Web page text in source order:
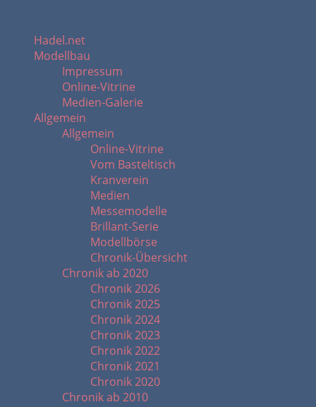
Hadel.net
Modellbau
Impressum
Online-Vitrine
Medien-Galerie
Allgemein
Allgemein
Online-Vitrine
Vom Basteltisch
Kranverein
Medien
Messemodelle
Brillant-Serie
Modellbörse
Chronik-Übersicht
Chronik ab 2020
Chronik 2026
Chronik 2025
Chronik 2024
Chronik 2023
Chronik 2022
Chronik 2021
Chronik 2020
Chronik ab 2010